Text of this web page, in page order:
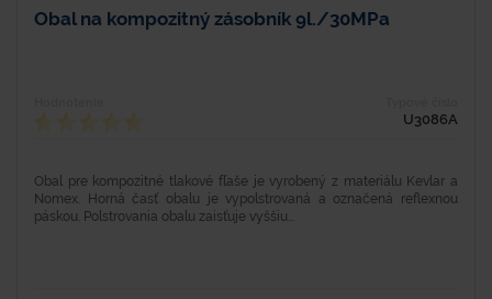
Obal na kompozitný zásobník 9l./30MPa
U3086A
Obal pre kompozitné tlakové fľaše je vyrobený z materiálu Kevlar a
Nomex. Horná časť obalu je vypolstrovaná a označená reflexnou
páskou. Polstrovania obalu zaisťuje vyššiu...